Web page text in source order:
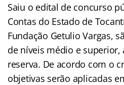
Saiu o edital de concurso
Contas do Estado de
Fundação Getulio Vargas,
de níveis médio e superior,
reserva. De acordo com o
objetivas serão aplicadas